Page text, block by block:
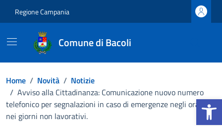
Apri la
Regione Campania
Comune di Bacoli
Home / Novità / Notizie
/ Avviso alla Cittadinanza: Comunicazione nuovo numero
telefonico per segnalazioni in caso di emergenze negli orari e
nei giorni non lavorativi.